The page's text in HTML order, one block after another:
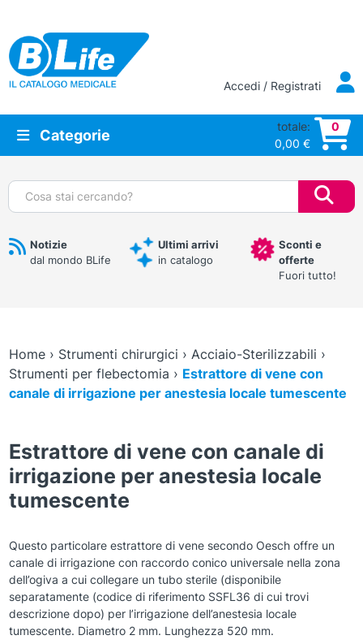
Vai al contenuto principale
Accedi / Registrati
Categorie
totale:
0,00 €
0
Cerca:
Notizie
dal mondo BLife
Ultimi arrivi
in catalogo
Sconti e
offerte
Fuori tutto!
Home› Strumenti chirurgici › Acciaio-Sterilizzabili ›
Strumenti per flebectomia › Estrattore di vene con
canale di irrigazione per anestesia locale tumescente
Estrattore di vene con canale di
irrigazione per anestesia locale
tumescente
Questo particolare estrattore di vene secondo Oesch offre un
canale di irrigazione con raccordo conico universale nella zona
dell’ogiva a cui collegare un tubo sterile (disponibile
separatamente (codice di riferimento SSFL36 di cui trovi
descrizione dopo) per l’irrigazione dell’anestesia locale
tumescente. Diametro 2 mm. Lunghezza 520 mm.